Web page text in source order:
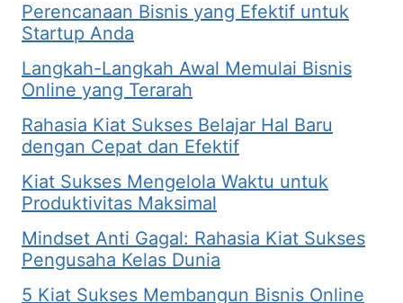
Perencanaan Bisnis yang Efektif untuk
Startup Anda
Langkah-Langkah Awal Memulai Bisnis
Online yang Terarah
Rahasia Kiat Sukses Belajar Hal Baru
dengan Cepat dan Efektif
Kiat Sukses Mengelola Waktu untuk
Produktivitas Maksimal
Mindset Anti Gagal: Rahasia Kiat Sukses
Pengusaha Kelas Dunia
5 Kiat Sukses Membangun Bisnis Online